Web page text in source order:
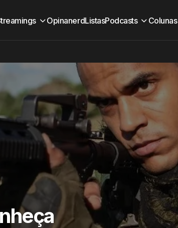
OpinanerdListasPodcasts Colunas